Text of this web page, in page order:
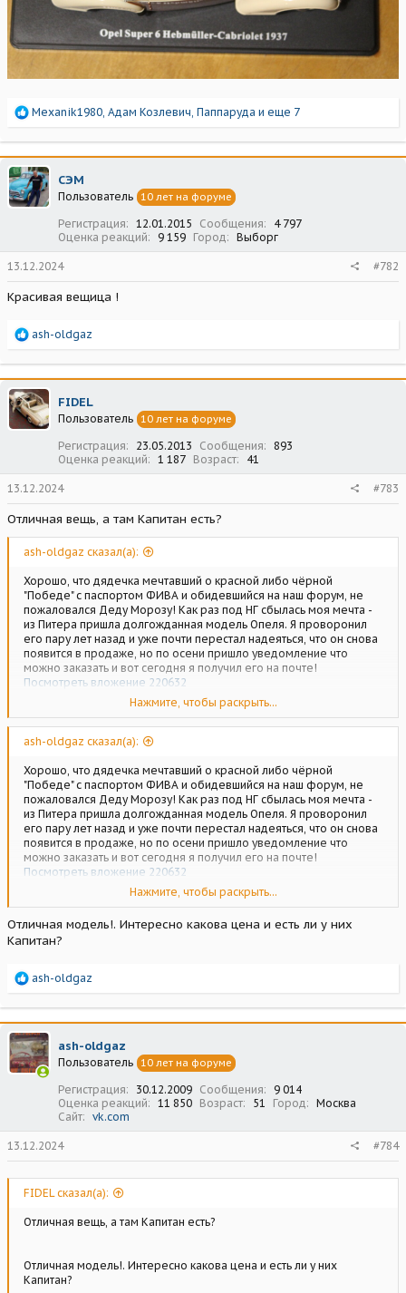
Р
а
к
ц
и
и
Mexanik1980 Адам Козлевич Паппаруда и еще 7
СЭМ
Пользователь 10 лет на форуме
Регистрация 12.01.2015 Сообщения
4 797
Оценка реакций
9 159 Город Выборг
13.12.2024 #782
Красивая вещица !
Р
а
к
ц
и
и
ash-oldgaz
FIDEL
Пользователь 10 лет на форуме
Регистрация 23.05.2013 Сообщения
893
Оценка реакций
1 187 Возраст 41
13.12.2024 #783
Отличная вещь, а там Капитан есть?
ash-oldgaz сказал(а):
Хорошо, что дядечка мечтавший о красной либо чёрной
"Победе" с паспортом ФИВА и обидевшийся на наш форум, не
пожаловался Деду Морозу! Как раз под НГ сбылась моя мечта -
из Питера пришла долгожданная модель Опеля. Я проворонил
его пару лет назад и уже почти перестал надеяться, что он снова
появится в продаже, но по осени пришло уведомление что
можно заказать и вот сегодня я получил его на почте!
Посмотреть вложение 220632
Посмотреть вложение 220634 Посмотреть вложение
220635Посмотреть вложение 220636
Нажмите, чтобы раскрыть...
ash-oldgaz сказал(а):
Хорошо, что дядечка мечтавший о красной либо чёрной
"Победе" с паспортом ФИВА и обидевшийся на наш форум, не
пожаловался Деду Морозу! Как раз под НГ сбылась моя мечта -
из Питера пришла долгожданная модель Опеля. Я проворонил
его пару лет назад и уже почти перестал надеяться, что он снова
появится в продаже, но по осени пришло уведомление что
можно заказать и вот сегодня я получил его на почте!
Посмотреть вложение 220632
Посмотреть вложение 220634
Посмотреть вложение
Нажмите, чтобы раскрыть...
Отличная модель!. Интересно какова цена и есть ли у них
Капитан?
Р
а
к
ц
и
и
ash-oldgaz
ash-oldgaz
Пользователь 10 лет на форуме
Регистрация 30.12.2009 Сообщения
9 014
Оценка реакций
11 850 Возраст 51 Город
Москва
Сайт
vk.com
13.12.2024 #784
FIDEL сказал(а):
Отличная вещь, а там Капитан есть?
Отличная модель!. Интересно какова цена и есть ли у них
Капитан?